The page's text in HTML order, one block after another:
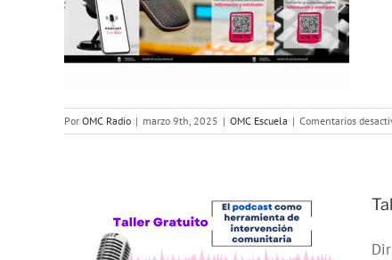
Por OMC Radio | marzo 9th, 2025 | OMC Escuela | Comentarios